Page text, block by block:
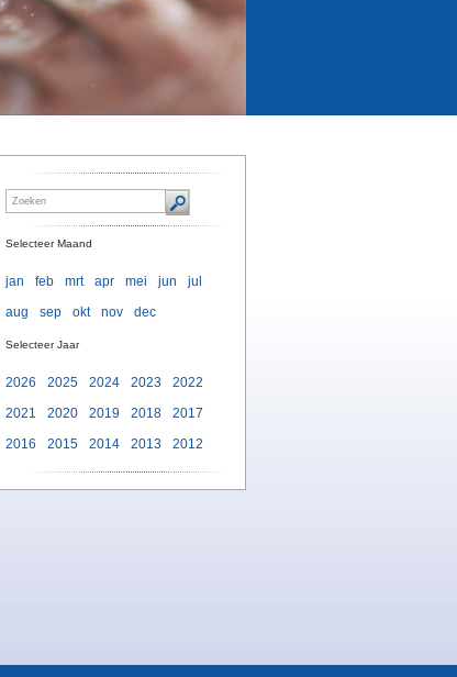
Selecteer Maand
jan feb mrt apr mei jun
jul
aug
sep okt nov dec
Selecteer Jaar
2026 2025 2024 2023
2022
2021
2020 2019 2018
2017
2016
2015 2014 2013 2012